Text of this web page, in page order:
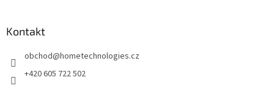
Kontakt
obchod@hometechnologies.cz
+420 605 722 502